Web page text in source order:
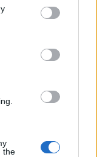
You may click to
party tags to
in below Google
the
és
egyéniségei
Érdemes